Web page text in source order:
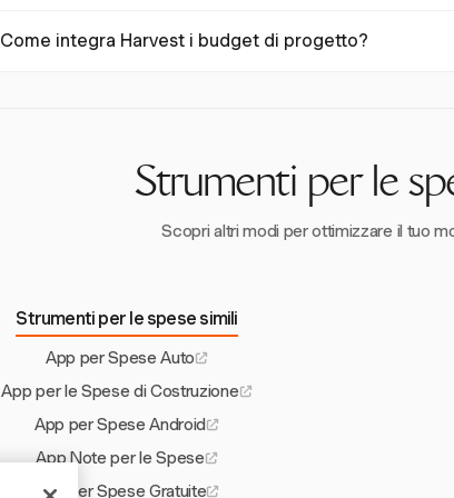
sua interfaccia intuitiva e il focus sulle funzionalità essenziali
Come integra Harvest i budget di progetto?
Strumenti per le
Scopri altri modi per ottimizzare il tuo
Strumenti per le spese simili
App per Spese Auto
App per le Spese di Costruzione
App per Spese Android
App Note per le Spese
App per Spese Gratuite